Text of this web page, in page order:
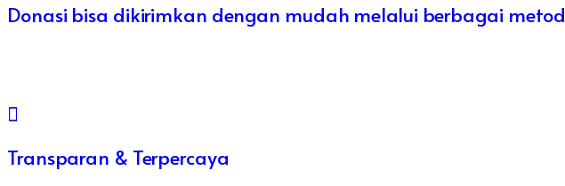
Donasi bisa dikirimkan dengan mudah melalui berbagai
Transparan & Terpercaya